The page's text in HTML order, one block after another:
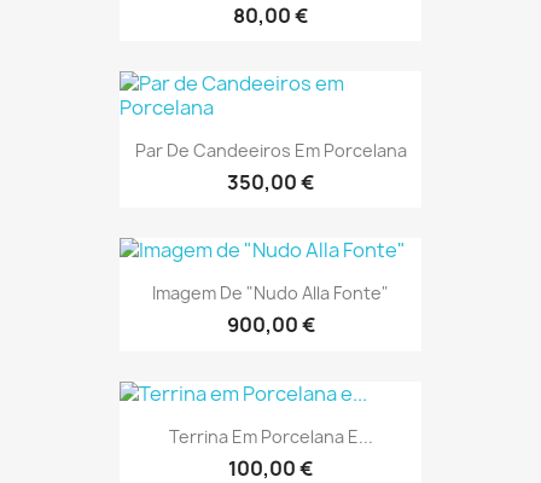
80,00 €
Par De Candeeiros Em Porcelana
350,00 €
Imagem De "Nudo Alla Fonte"
900,00 €
Terrina Em Porcelana E...
100,00 €